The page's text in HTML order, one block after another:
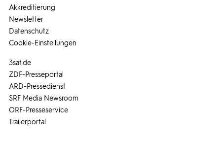
3sat.de
ZDF-Presseportal
ARD-Pressedienst
SRF Media Newsroom
ORF-Presseservice
Trailerportal
Akkreditierung
Newsletter
Datenschutz
Cookie-Einstellungen